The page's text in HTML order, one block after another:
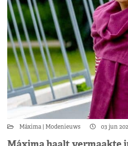
Máxima Modenieuws 03 jun